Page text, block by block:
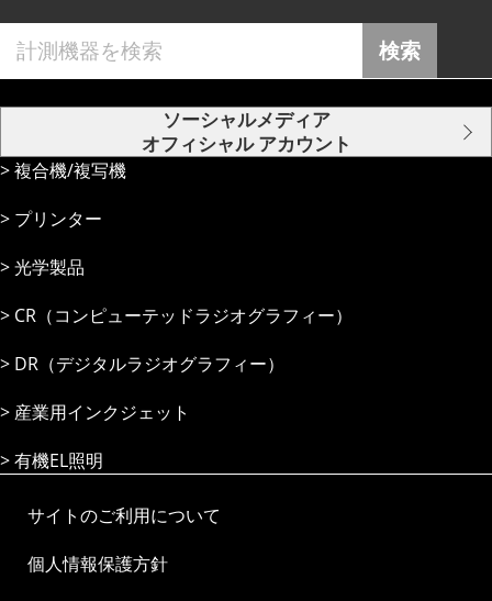
検索
ソーシャルメディア
オフィシャル アカウント
複合機/複写機
プリンター
光学製品
CR（コンピューテッドラジオグラフィー）
DR（デジタルラジオグラフィー）
産業⽤インクジェット
有機EL照明
サイトのご利用について
個人情報保護方針